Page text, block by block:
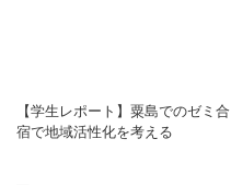
【学生レポート】粟島でのゼミ合
宿で地域活性化を考える